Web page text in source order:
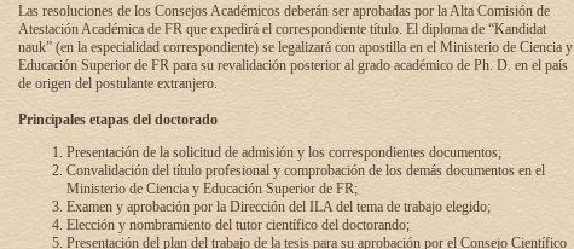
Las resoluciones de los Consejos Académicos deberán ser aprobadas por la Alta Comisión de
Atestación Académica de FR que expedirá el correspondiente título. El diploma de “Kandidat
nauk” (en la especialidad correspondiente) se legalizará con apostilla en el Ministerio de Ciencia y
Educación Superior de FR para su revalidación posterior al grado académico de Ph. D. en el país
de origen del postulante extranjero.
Principales etapas del doctorado
Presentación de la solicitud de admisión y los correspondientes documentos;
Convalidación del título profesional y comprobación de los demás documentos en el
Ministerio de Ciencia y Educación Superior de FR;
Examen y aprobación por la Dirección del ILA del tema de trabajo elegido;
Elección y nombramiento del tutor científico del doctorando;
Presentación del plan del trabajo de la tesis para su aprobación por el Consejo Científico